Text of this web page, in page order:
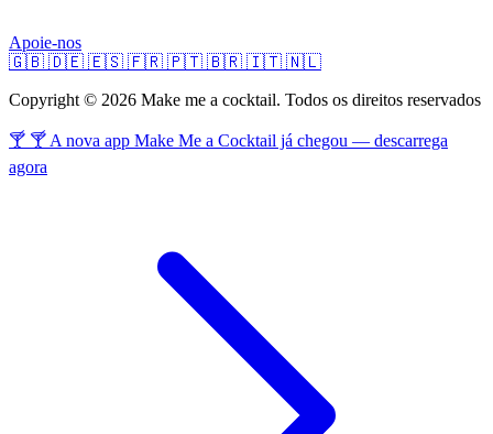
Apoie-nos
🇬🇧 🇩🇪 🇪🇸 🇫🇷 🇵🇹 🇧🇷 🇮🇹 🇳🇱
Copyright © 2026 Make me a cocktail. Todos os direitos reservados
🍸 🍸 A nova app Make Me a Cocktail já chegou — descarrega
agora